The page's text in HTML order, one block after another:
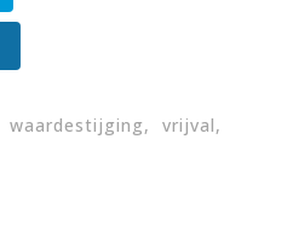
waardestijging
vrijval